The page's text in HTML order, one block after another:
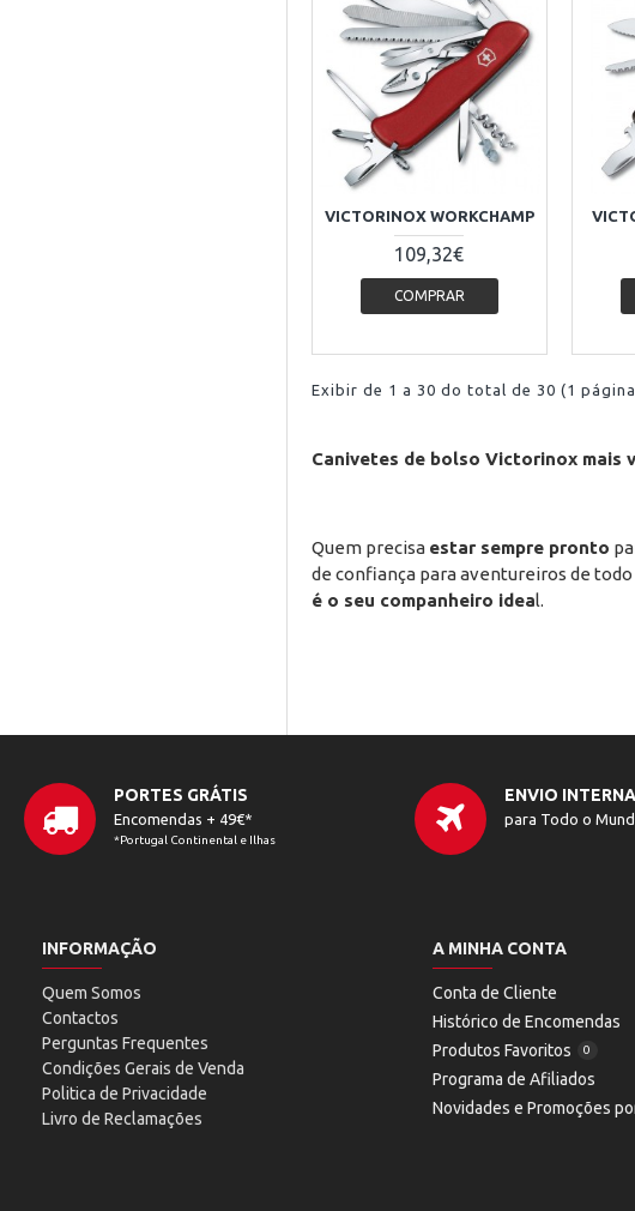
Canivetes de bolso Victorinox mais
Quem precisa estar sempre pronto
de confiança para aventureiros de
é o seu companheiro ideal.
VICTORINOX WORKCHAMP
109,32€
COMPRAR
Exibir de 1 a 30 do total de 30 (1
PORTES GRÁTIS
Encomendas + 49€*
*Portugal Continental e Ilhas
ENVIO
para Todo o
INFORMAÇÃO
Quem Somos
Contactos
Perguntas Frequentes
Condições Gerais de Venda
Politica de Privacidade
Livro de Reclamações
A MINHA CONTA
Conta de Cliente
Histórico de Encomendas
Produtos Favoritos
0
Programa de Afiliados
Novidades e Promoções